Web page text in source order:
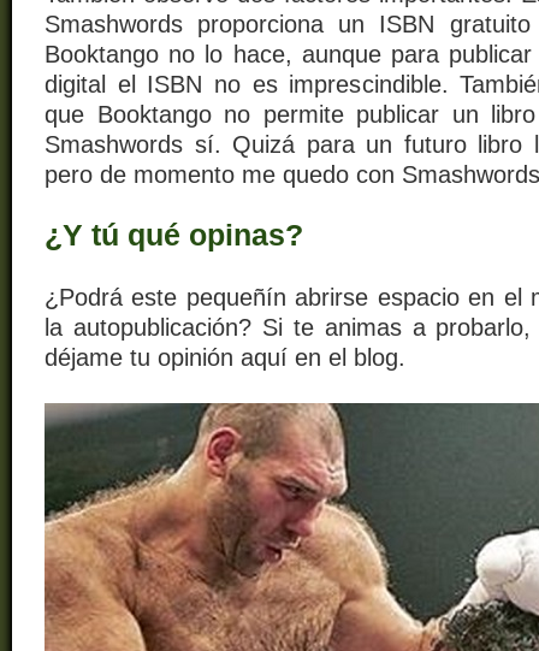
Smashwords proporciona un ISBN
Booktango no lo hace, aunque para
digital el ISBN no es imprescindible.
que Booktango no permite publicar un
Smashwords sí. Quizá para un futuro libro
pero de momento me quedo con
¿Y tú qué opinas?
¿Podrá este pequeñín abrirse espacio en el
la autopublicación? Si te animas a
déjame tu opinión aquí en el blog.